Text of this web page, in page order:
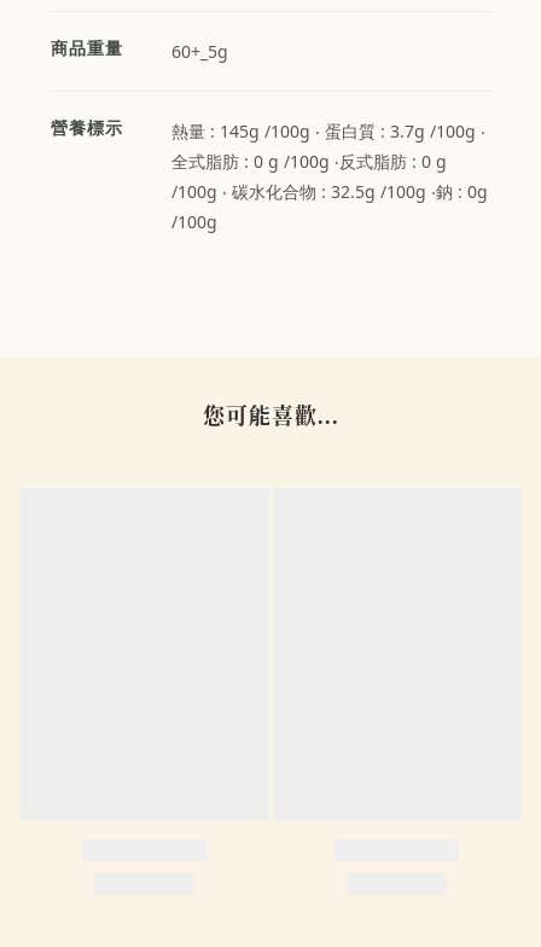
商品重量 60+_5g
營養標示
熱量 : 145g /100g ‧ 蛋白質 : 3.7g /100g ‧
全式脂肪 : 0 g /100g ‧反式脂肪 : 0 g
/100g ‧ 碳水化合物 : 32.5g /100g ‧鈉 : 0g
/100g
您可能喜歡...